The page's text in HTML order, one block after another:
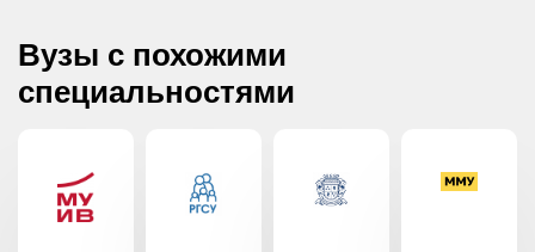
Вузы с похожими
специальностями